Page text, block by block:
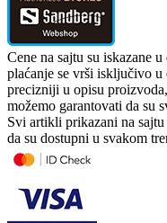
Cene na sajtu su iskazane
plaćanje se vrši isključivo
precizniji u opisu
možemo garantovati da su
Svi artikli prikazani na sajtu
da su dostupni u svakom